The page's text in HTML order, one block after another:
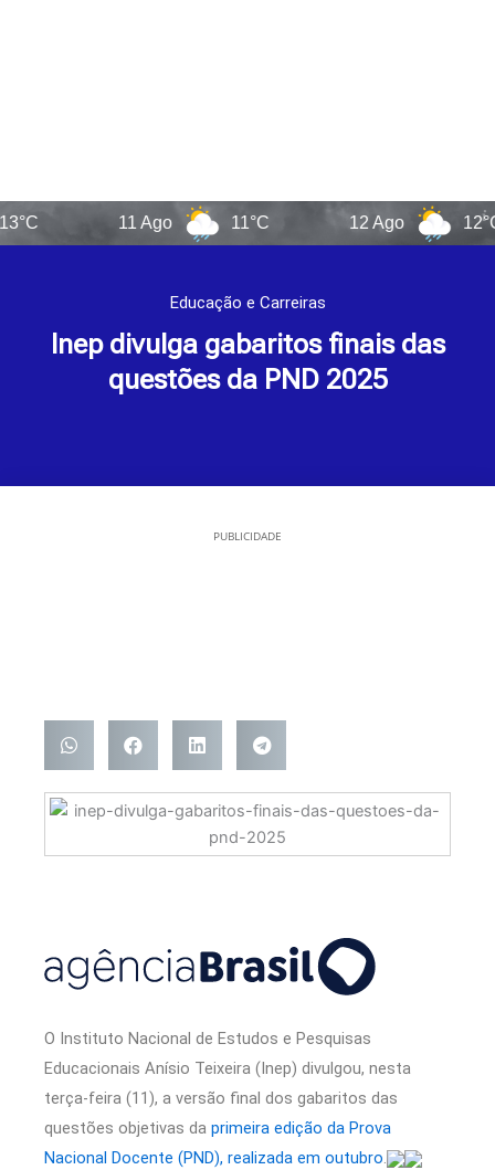
11°C 12°C
Educação e Carreiras
Inep divulga gabaritos finais das
questões da PND 2025
PUBLICIDADE
O Instituto Nacional de Estudos e Pesquisas
Educacionais Anísio Teixeira (Inep) divulgou, nesta
terça-feira (11), a versão final dos gabaritos das
questões objetivas da primeira edição da Prova
Nacional Docente (PND), realizada em outubro.